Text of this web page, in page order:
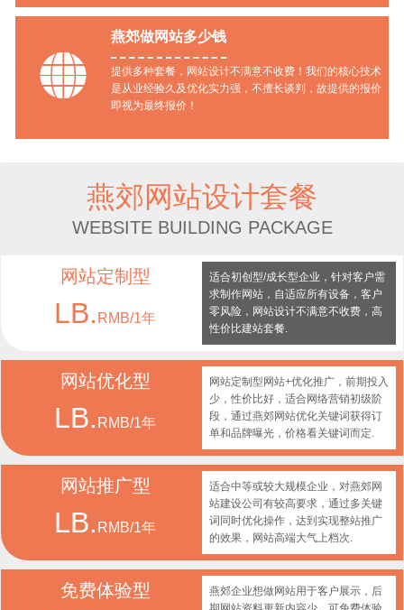

燕郊做网站多少钱
提供多种套餐，网站设计不满意不收费！我们的核心技术
是从业经验久及优化实力强，不擅长谈判，故提供的报价
即视为最终报价！
燕郊网站设计套餐
WEBSITE BUILDING PACKAGE
网站定制型
LB. RMB/1年
适合初创型/成长型企业，针对客户需
求制作网站，自适应所有设备，客户
零风险，网站设计不满意不收费，高
性价比建站套餐.
网站优化型
LB. RMB/1年
网站定制型网站+优化推广，前期投入
少，性价比好，适合网络营销初级阶
段，通过燕郊网站优化关键词获得订
单和品牌曝光，价格看关键词而定.
网站推广型
LB. RMB/1年
适合中等或较大规模企业，对燕郊网
站建设公司有较高要求，通过多关键
词同时优化操作，达到实现整站推广
的效果，网站高端大气上档次.
免费体验型
燕郊企业想做网站用于客户展示，后